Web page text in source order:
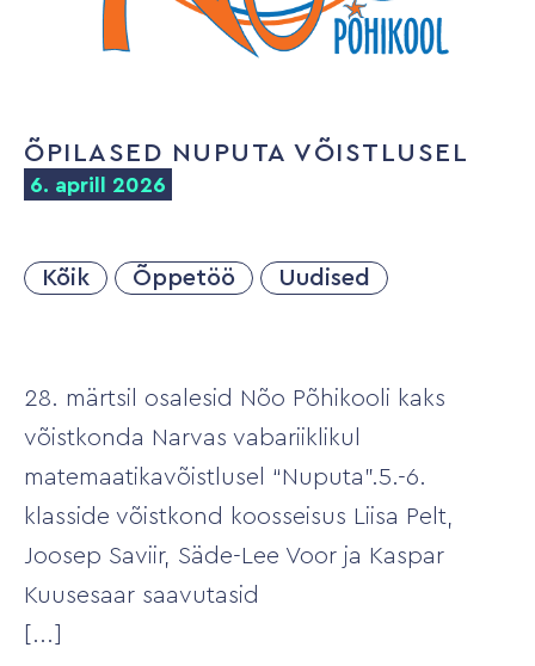
ÕPILASED NUPUTA VÕISTLUSEL
6. aprill 2026
Kõik Õppetöö Uudised
28. märtsil osalesid Nõo Põhikooli kaks
võistkonda Narvas vabariiklikul
matemaatikavõistlusel “Nuputa”.5.-6.
klasside võistkond koosseisus Liisa Pelt,
Joosep Saviir, Säde-Lee Voor ja Kaspar
Kuusesaar saavutasid